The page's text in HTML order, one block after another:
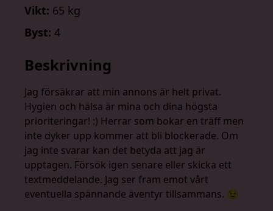
Vikt: 65 kg
Byst: 4
Beskrivning
Jag försäkrar att min annons är helt privat.
Hygien och hälsa är mina och dina högsta
prioriteringar! :) Herrar som bokar en träff men
inte dyker upp kommer att bli blockerade. Om
jag inte svarar kan det betyda att jag är
upptagen. Försök igen senare eller skicka ett
textmeddelande. Jag ser fram emot vårt
eventuella spännande äventyr tillsammans. 😉